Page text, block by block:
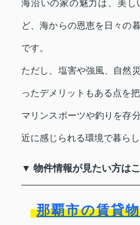
海沿いの家の魅力は、美
ど、海からの恩恵を日々の
です。
ただし、塩害や強風、自然
ったデメリットもある点を
マリンスポーツや釣りを存
近に感じられる環境で暮ら
▼ 物件情報が見たい方は
那覇市の賃貸